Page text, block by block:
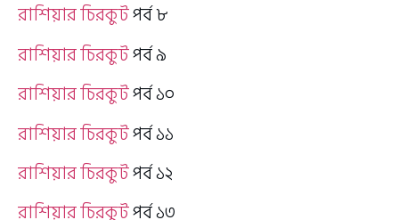
রাশিয়ার চিরকুটপর্ব ৮
রাশিয়ার চিরকুটপর্ব ৯
রাশিয়ার চিরকুটপর্ব ১০
রাশিয়ার চিরকুটপর্ব ১১
রাশিয়ার চিরকুটপর্ব ১২
রাশিয়ার চিরকুটপর্ব ১৩